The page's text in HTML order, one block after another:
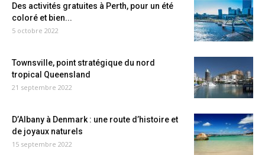
Des activités gratuites à Perth, pour un été
coloré et bien...
5 octobre 2022
Townsville, point stratégique du nord
tropical Queensland
21 septembre 2022
D’Albany à Denmark : une route d’histoire et
de joyaux naturels
15 septembre 2022